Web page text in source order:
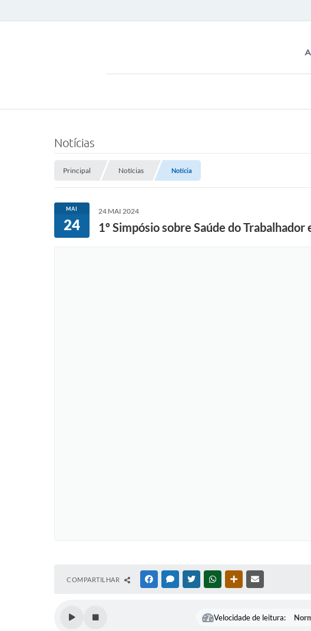
Notícias
Principal Notícias Notícia
MAI
24
24 MAI 2024
1º Simpósio sobre Saúde do Trabalhador
COMPARTILHAR FACEBOOKMESSENGER
TWITTERWHATSAPPOUTRAS MÍDIAS
Velocidade de leitura: